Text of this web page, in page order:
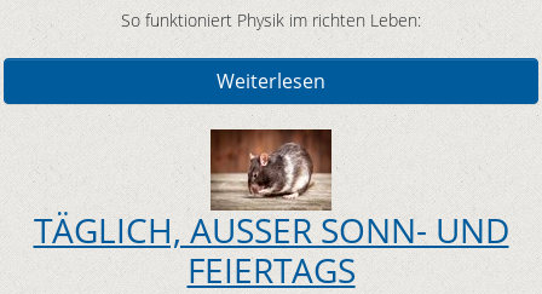
So funktioniert Physik im richten Leben:
Weiterlesen
TÄGLICH, AUSSER SONN- UND
FEIERTAGS